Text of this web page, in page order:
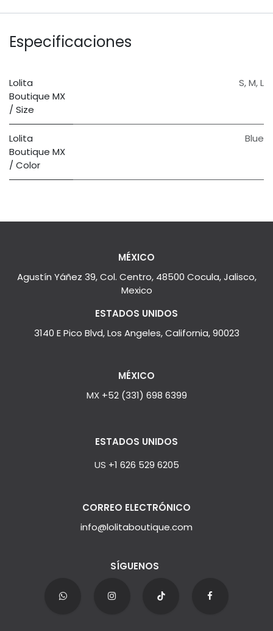
Especificaciones
Lolita
Boutique MX
/ Size
S,M,L
Lolita
Boutique MX
/ Color
Blue
MÉXICO
Agustín Yáñez 39, Col. Centro, 48500 Cocula, Jalisco,
Mexico
ESTADOS UNIDOS
3140 E Pico Blvd, Los Angeles, California, 90023
MÉXICO
MX +52 (331) 698 6399
ESTADOS UNIDOS
US +1 626 529 6205
CORREO ELECTRÓNICO
info@lolitaboutique.com
SÍGUENOS